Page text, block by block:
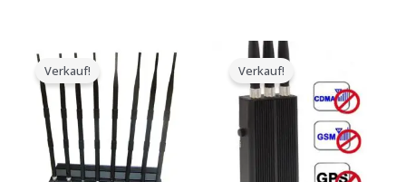
Verkauf!
ursprüngliche
Preis
war:
$799.00.
aktuelle
Preis
ist:
$559.88.
Verkauf!
Der
ursprüngliche
Preis
war:
$99.00.
Preis
ist:
$69.99.